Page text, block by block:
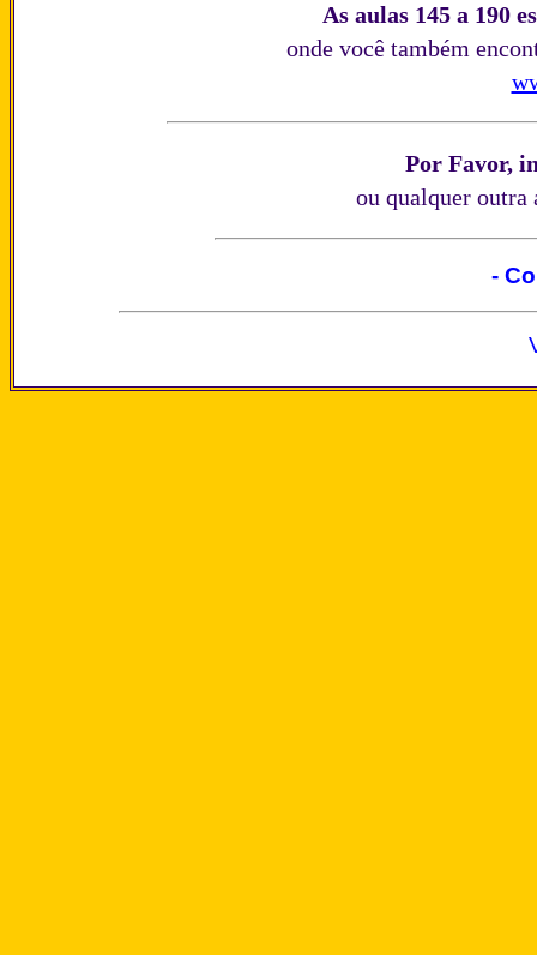
As aulas 145 a 190
onde você também
Por Favor,
ou qualquer outra
-